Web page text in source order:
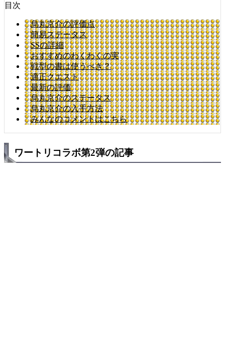
目次
烏丸京介の評価点
簡易ステータス
SSの詳細
おすすめのわくわくの実
戦型の書は使うべき？
適正クエスト
最新の評価
烏丸京介のステータス
烏丸京介の入手方法
みんなのコメントはこちら
ワートリコラボ第2弾の記事